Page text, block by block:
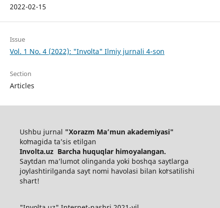
2022-02-15
Issue
Vol. 1 No. 4 (2022): "Involta" Ilmiy jurnali 4-son
Section
Articles
Ushbu jurnal "Xorazm Maʼmun akademiyasi"
koʻmagida ta’sis etilgan
Involta.uz Barcha huquqlar himoyalangan.
Saytdan maʼlumot olinganda yoki boshqa saytlarga
joylashtirilganda sayt nomi havolasi bilan koʻrsatilishi
shart!